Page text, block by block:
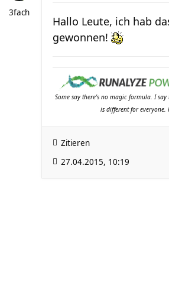
3fach
Hallo Leute, ich hab
gewonnen!
Some say there's no magic formula. I
is different for everyone.
Zitieren
27.04.2015, 10:19